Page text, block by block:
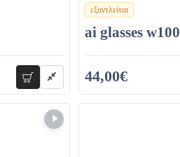
προσθήκη
εξαντλείται
χρώματα
ai glasses w100
44,00€